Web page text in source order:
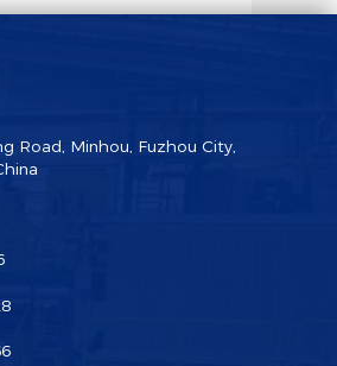
Road, Minhou, Fuzhou City,